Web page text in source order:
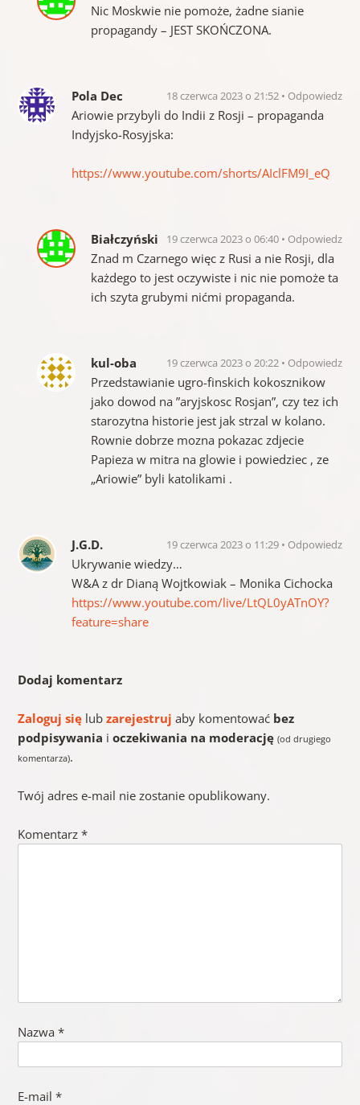
Nic Moskwie nie pomoże, żadne sianie
propagandy – JEST SKOŃCZONA.
Pola Dec 18 czerwca 2023 o 21:52 Odpowiedz
Ariowie przybyli do Indii z Rosji – propaganda
Indyjsko-Rosyjska:
https://www.youtube.com/shorts/AIclFM9I_eQ
Białczyński 19 czerwca 2023 o 06:40 Odpowiedz
Znad m Czarnego więc z Rusi a nie Rosji, dla
każdego to jest oczywiste i nic nie pomoże ta
ich szyta grubymi nićmi propaganda.
kul-oba 19 czerwca 2023 o 20:22 Odpowiedz
Przedstawianie ugro-finskich kokosznikow
jako dowod na ”aryjskosc Rosjan”, czy tez ich
starozytna historie jest jak strzal w kolano.
Rownie dobrze mozna pokazac zdjecie
Papieza w mitra na glowie i powiedziec , ze
„Ariowie” byli katolikami .
J.G.D. 19 czerwca 2023 o 11:29 Odpowiedz
Ukrywanie wiedzy…
W&A z dr Dianą Wojtkowiak – Monika Cichocka
https://www.youtube.com/live/LtQL0yATnOY?
feature=share
Dodaj komentarz
Zaloguj sięlub zarejestruj aby komentować bez
podpisywania i oczekiwania na moderację (od drugiego
komentarza).
Twój adres e-mail nie zostanie opublikowany.
Komentarz *
Nazwa *
E-mail *